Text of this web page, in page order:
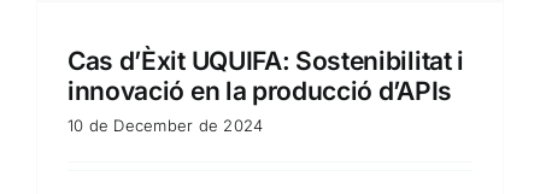
Cas d’Èxit UQUIFA: Sostenibilitat i
innovació en la producció d’APIs
10 de December de 2024